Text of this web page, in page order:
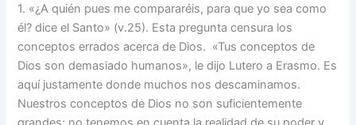
1. «¿A quién pues me compararéis, para que yo sea como
él? dice el Santo» (v.25). Esta pregunta censura los
conceptos errados acerca de Dios. «Tus conceptos de
Dios son demasiado humanos», le dijo Lutero a Erasmo. Es
aquí justamente donde muchos nos descaminamos.
Nuestros conceptos de Dios no son suficientemente